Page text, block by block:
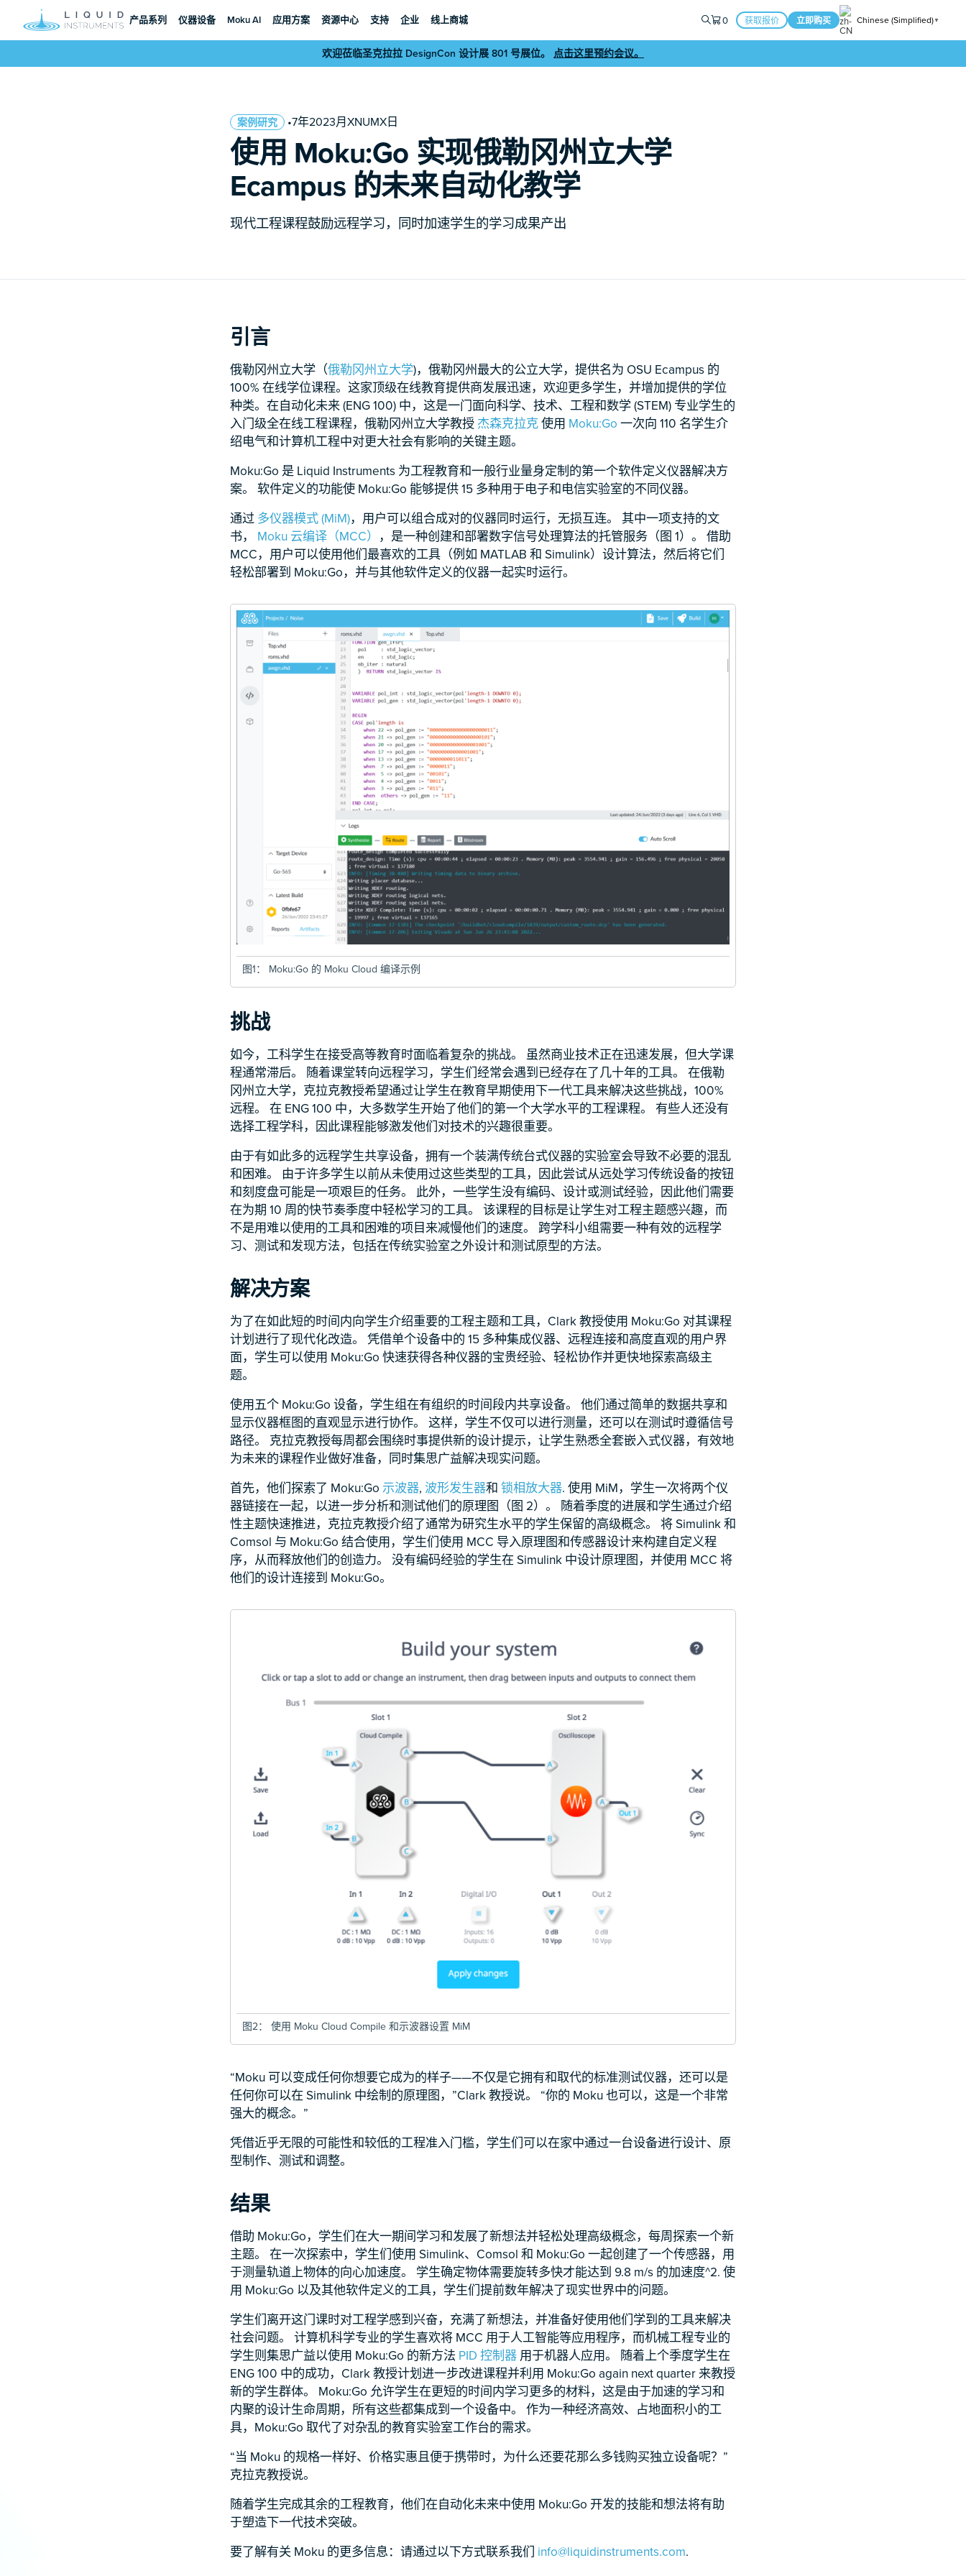
产品系列 仪器设备 Moku AI 应用方案 资源中心 支持 企业 线上商城 0 获取报价 立即购买 Chinese (Simplified)▼
欢迎莅临圣克拉拉 DesignCon 设计展 801 号展位。 点击这里预约会议。
案例研究 •7年2023月XNUMX日
使用 Moku:Go 实现俄勒冈州立大学
Ecampus 的未来自动化教学
现代工程课程鼓励远程学习，同时加速学生的学习成果产出
引言
俄勒冈州立大学（俄勒冈州立大学)，俄勒冈州最大的公立大学，提供名为 OSU Ecampus 的
100% 在线学位课程。这家顶级在线教育提供商发展迅速，欢迎更多学生，并增加提供的学位
种类。在自动化未来 (ENG 100) 中，这是一门面向科学、技术、工程和数学 (STEM) 专业学生的
入门级全在线工程课程，俄勒冈州立大学教授 杰森克拉克使用 Moku:Go 一次向 110 名学生介
绍电气和计算机工程中对更大社会有影响的关键主题。
Moku:Go 是 Liquid Instruments 为工程教育和一般行业量身定制的第一个软件定义仪器解决方
案。 软件定义的功能使 Moku:Go 能够提供 15 多种用于电子和电信实验室的不同仪器。
通过 多仪器模式 (MiM)，用户可以组合成对的仪器同时运行，无损互连。 其中一项支持的文
书， Moku 云编译（MCC） ，是一种创建和部署数字信号处理算法的托管服务（图 1）。 借助
MCC，用户可以使用他们最喜欢的工具（例如 MATLAB 和 Simulink）设计算法，然后将它们
轻松部署到 Moku:Go，并与其他软件定义的仪器一起实时运行。
图1： Moku:Go 的 Moku Cloud 编译示例
挑战
如今，工科学生在接受高等教育时面临着复杂的挑战。 虽然商业技术正在迅速发展，但大学课
程通常滞后。 随着课堂转向远程学习，学生们经常会遇到已经存在了几十年的工具。 在俄勒
冈州立大学，克拉克教授希望通过让学生在教育早期使用下一代工具来解决这些挑战，100%
远程。 在 ENG 100 中，大多数学生开始了他们的第一个大学水平的工程课程。 有些人还没有
选择工程学科，因此课程能够激发他们对技术的兴趣很重要。
由于有如此多的远程学生共享设备，拥有一个装满传统台式仪器的实验室会导致不必要的混乱
和困难。 由于许多学生以前从未使用过这些类型的工具，因此尝试从远处学习传统设备的按钮
和刻度盘可能是一项艰巨的任务。 此外，一些学生没有编码、设计或测试经验，因此他们需要
在为期 10 周的快节奏季度中轻松学习的工具。 该课程的目标是让学生对工程主题感兴趣，而
不是用难以使用的工具和困难的项目来减慢他们的速度。 跨学科小组需要一种有效的远程学
习、测试和发现方法，包括在传统实验室之外设计和测试原型的方法。
解决方案
为了在如此短的时间内向学生介绍重要的工程主题和工具，Clark 教授使用 Moku:Go 对其课程
计划进行了现代化改造。 凭借单个设备中的 15 多种集成仪器、远程连接和高度直观的用户界
面，学生可以使用 Moku:Go 快速获得各种仪器的宝贵经验、轻松协作并更快地探索高级主
题。
使用五个 Moku:Go 设备，学生组在有组织的时间段内共享设备。 他们通过简单的数据共享和
显示仪器框图的直观显示进行协作。 这样，学生不仅可以进行测量，还可以在测试时遵循信号
路径。 克拉克教授每周都会围绕时事提供新的设计提示，让学生熟悉全套嵌入式仪器，有效地
为未来的课程作业做好准备，同时集思广益解决现实问题。
首先，他们探索了 Moku:Go 示波器, 波形发生器和 锁相放大器. 使用 MiM，学生一次将两个仪
器链接在一起，以进一步分析和测试他们的原理图（图 2）。 随着季度的进展和学生通过介绍
性主题快速推进，克拉克教授介绍了通常为研究生水平的学生保留的高级概念。 将 Simulink 和
Comsol 与 Moku:Go 结合使用，学生们使用 MCC 导入原理图和传感器设计来构建自定义程
序，从而释放他们的创造力。 没有编码经验的学生在 Simulink 中设计原理图，并使用 MCC 将
他们的设计连接到 Moku:Go。
图2： 使用 Moku Cloud Compile 和示波器设置 MiM
“Moku 可以变成任何你想要它成为的样子——不仅是它拥有和取代的标准测试仪器，还可以是
任何你可以在 Simulink 中绘制的原理图，”Clark 教授说。 “你的 Moku 也可以，这是一个非常
强大的概念。”
凭借近乎无限的可能性和较低的工程准入门槛，学生们可以在家中通过一台设备进行设计、原
型制作、测试和调整。
结果
借助 Moku:Go，学生们在大一期间学习和发展了新想法并轻松处理高级概念，每周探索一个新
主题。 在一次探索中，学生们使用 Simulink、Comsol 和 Moku:Go 一起创建了一个传感器，用
于测量轨道上物体的向心加速度。 学生确定物体需要旋转多快才能达到 9.8 m/s 的加速度^2. 使
用 Moku:Go 以及其他软件定义的工具，学生们提前数年解决了现实世界中的问题。
学生们离开这门课时对工程学感到兴奋，充满了新想法，并准备好使用他们学到的工具来解决
社会问题。 计算机科学专业的学生喜欢将 MCC 用于人工智能等应用程序，而机械工程专业的
学生则集思广益以使用 Moku:Go 的新方法 PID 控制器 用于机器人应用。 随着上个季度学生在
ENG 100 中的成功，Clark 教授计划进一步改进课程并利用 Moku:Go again next quarter 来教授
新的学生群体。 Moku:Go 允许学生在更短的时间内学习更多的材料，这是由于加速的学习和
内聚的设计生命周期，所有这些都集成到一个设备中。 作为一种经济高效、占地面积小的工
具，Moku:Go 取代了对杂乱的教育实验室工作台的需求。
“当 Moku 的规格一样好、价格实惠且便于携带时，为什么还要花那么多钱购买独立设备呢？”
克拉克教授说。
随着学生完成其余的工程教育，他们在自动化未来中使用 Moku:Go 开发的技能和想法将有助
于塑造下一代技术突破。
要了解有关 Moku 的更多信息：请通过以下方式联系我们 info@liquidinstruments.com.